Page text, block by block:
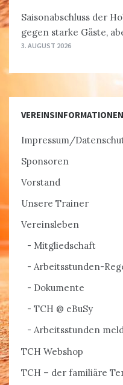
Saisonabschluss der
gegen starke Gäste,
3. AUGUST 2026
VEREINSINFORMATIONEN
Impressum/
Sponsoren
Vorstand
Unsere Trainer
Vereinsleben
Mitgliedschaft
Arbeitsstunden-
Dokumente
TCH @ eBuSy
Arbeitsstunden
TCH Webshop
TCH – der familiäre